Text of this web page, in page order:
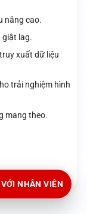
năng cao.
giật lag.
xuất dữ liệu
trải nghiệm hình
mang theo.
NHÂN VIÊN